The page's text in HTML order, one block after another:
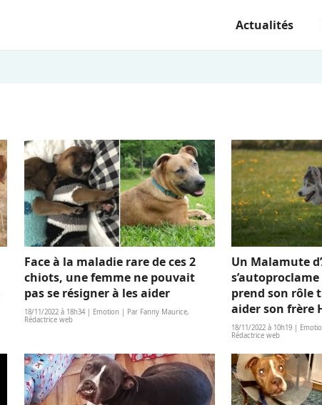
Actualités
Face à la maladie rare de ces 2
chiots, une femme ne pouvait
pas se résigner à les aider
18/11/2022 à 18h34 | Emotion | Par Fanny Maurice,
Rédactrice web
Un Malamute
prend son rôle
aider son frère
18/11/2022 à 10h19 |
Rédactrice web